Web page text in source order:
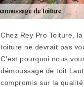
Chez Rey Pro Toiture,
toiture ne devrait pas
C'est pourquoi nous
démoussage de toit
compromis sur la